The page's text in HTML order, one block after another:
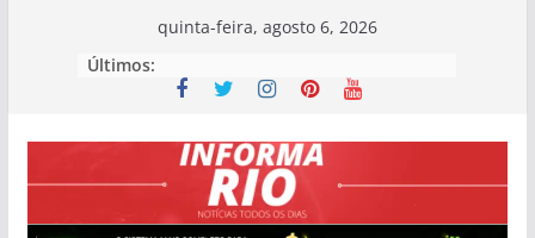
quinta-feira, agosto 6, 2026
Últimos: